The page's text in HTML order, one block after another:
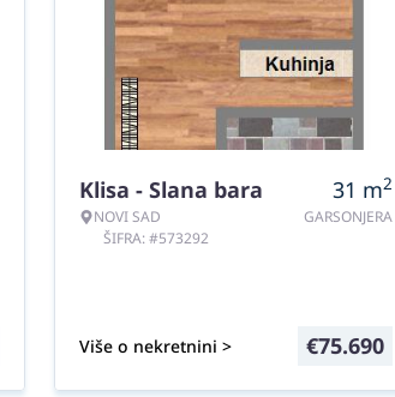
Klisa - Slana bara
NOVI SAD
ŠIFRA: #573292
31 m2
GARSONJERA
Više o nekretnini > €75.690